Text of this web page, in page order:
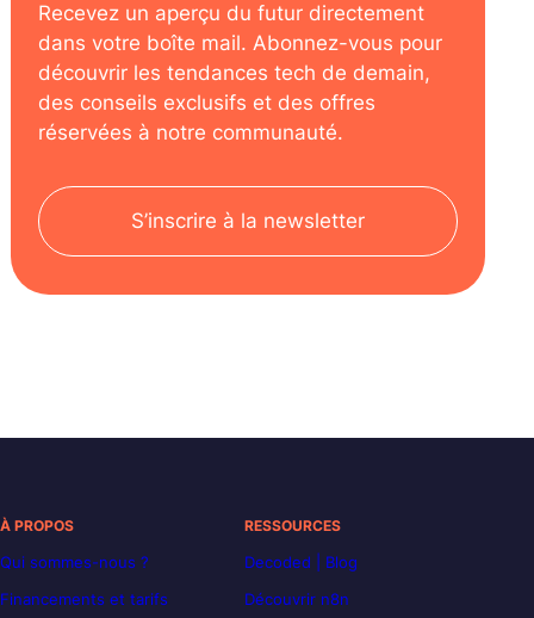
Recevez un aperçu du futur directement
dans votre boîte mail. Abonnez-vous pour
découvrir les tendances tech de demain,
des conseils exclusifs et des offres
réservées à notre communauté.
S’inscrire à la newsletter
À PROPOS
Qui sommes-nous ?
Financements et tarifs
RESSOURCES
Decoded | Blog
Découvrir n8n